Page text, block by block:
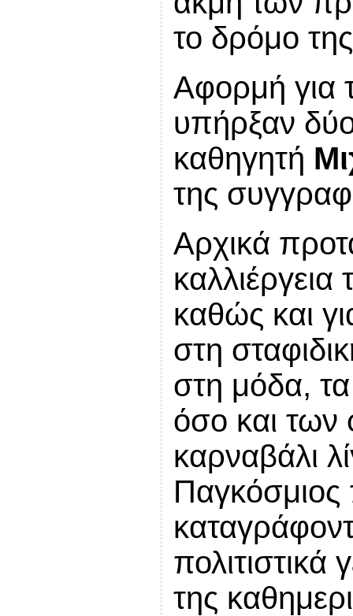
το δρόμο
Αφορμή για
υπήρξαν
καθηγητή
της
Αρχικά
καθώς και
στη
στη μόδα,
όσο και
καρναβάλι
Παγκόσμιος
πολιτιστικά
της